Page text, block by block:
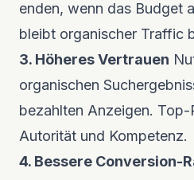
enden, wenn das Budget
bleibt organischer Traffic
3. Höheres Vertrauen
organischen
bezahlten Anzeigen. Top-
Autorität und Kompetenz.
4. Bessere Conversion-